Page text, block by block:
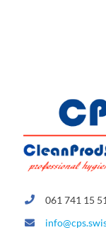
061 741 15 51